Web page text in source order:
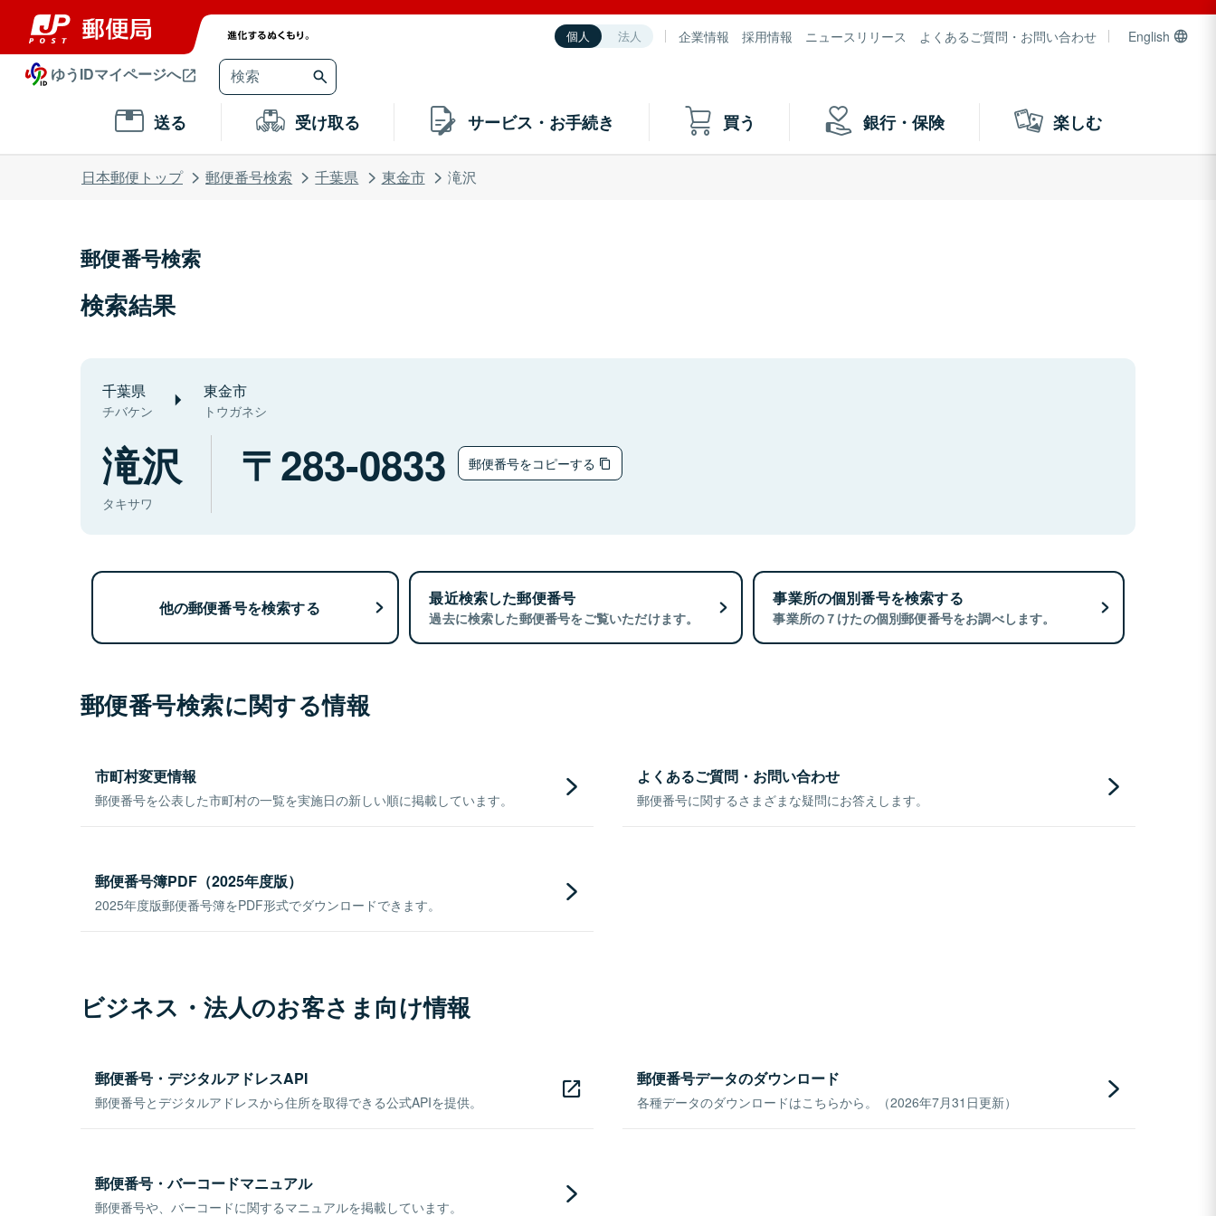
個人 法人 企業情報 採用情報 ニュースリリース よくあるご質問・お問い合わせ English
ゆうIDマイページへ
送る 受け取る サービス・お手続き 買う 銀行・保険 楽しむ
日本郵便トップ 郵便番号検索 千葉県 東金市 滝沢
郵便番号検索
検索結果
千葉県
チバケン
東金市
トウガネシ
滝沢
タキサワ
283-0833 郵便番号をコピーする
他の郵便番号を検索する 最近検索した郵便番号
過去に検索した郵便番号をご覧いただけます。
事業所の個別番号を検索する
事業所の７けたの個別郵便番号をお調べします。
郵便番号検索に関する情報
市町村変更情報
郵便番号を公表した市町村の一覧を実施日の新しい順に掲載しています。
よくあるご質問・お問い合わせ
郵便番号に関するさまざまな疑問にお答えします。
郵便番号簿PDF（2025年度版）
2025年度版郵便番号簿をPDF形式でダウンロードできます。
ビジネス・法人のお客さま向け情報
郵便番号・デジタルアドレスAPI
郵便番号とデジタルアドレスから住所を取得できる公式APIを提供。
郵便番号データのダウンロード
各種データのダウンロードはこちらから。（2026年7月31日更新）
郵便番号・バーコードマニュアル
郵便番号や、バーコードに関するマニュアルを掲載しています。